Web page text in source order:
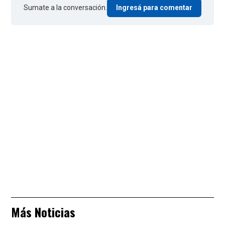
Sumate a la conversación. Ingresá para comentar
Más Noticias